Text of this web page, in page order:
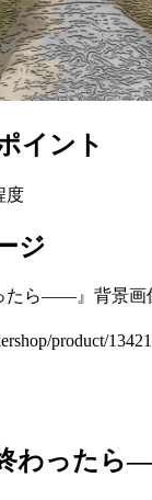
イント
度
ジ
たら――』背景
product/
わった